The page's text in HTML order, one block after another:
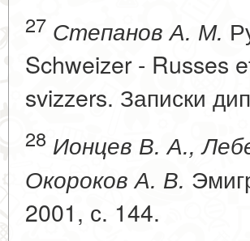
27 Степанов А. М.
Schweizer - Russes
svizzers. Записки
28 Ионцев В. А.,
Окороков А. В.
2001, с. 144.